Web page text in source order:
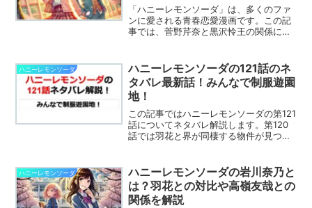
「ハニーレモンソーダ」は、多くのファ
ンに愛される青春恋愛漫画です。この記
事では、菅野芹奈と黒沢怜王の関係に迫
品をより深く楽しむためのポイントも満
載です！これから作品を楽しみたい方
も、すでにファンの方も必見の内容で
す。
ハニーレモンソーダ
ハニーレモンソーダの121話のネ
タバレ最新話！みんなで制服遊園
地！
この記事ではハニーレモンソーダの第121
話についてネタバレ解説します。第120
話では羽花と界が同棲する物件が見つか
ソーダのネタバレを含みます目次の後か
ら記事の本文...
ハニーレモンソーダ
ハニーレモンソーダの岩川奈乃と
は？羽花との対比や高嶺友哉との
関係を解説